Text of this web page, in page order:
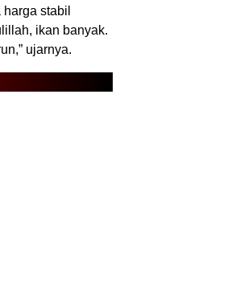
stabil
ikan banyak.
ujarnya.